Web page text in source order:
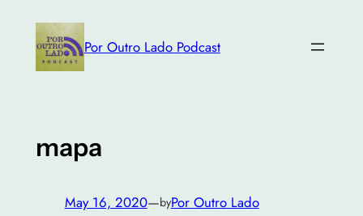
content
Por Outro Lado Podcast
mapa
May 16, 2020—byPor Outro Lado